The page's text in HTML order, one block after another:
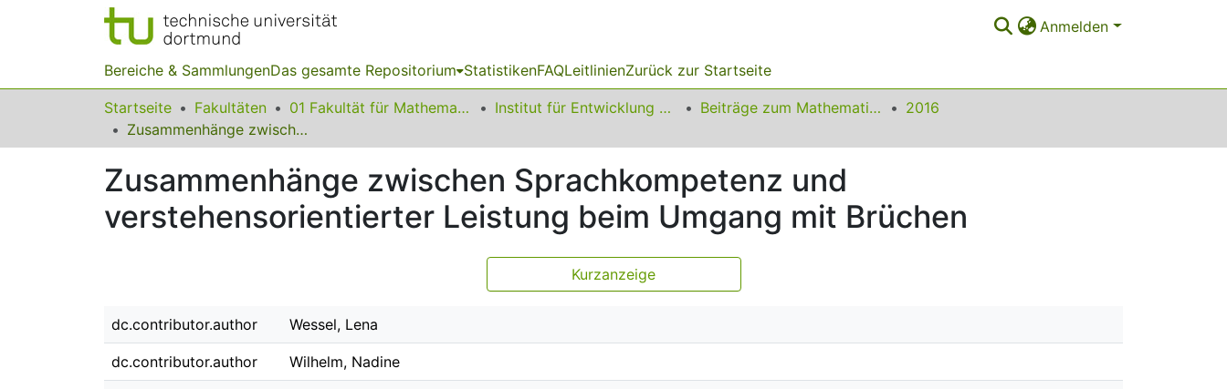
Anmelden
Bereiche & SammlungenDas gesamte Repositorium StatistikenFAQLeitlinienZurück zur Startseite
Startseite Fakultäten 01 Fakultät für Mathematik Institut für Entwicklung und Erforschung des Mathematikunterrichts Beiträge zum Mathematikunterricht
2016
Zusammenhänge zwischen Sprachkompetenz und verstehensorientierter Leistung beim Umgang mit Brüchen
Zusammenhänge zwischen Sprachkompetenz und
verstehensorientierter Leistung beim Umgang mit Brüchen
Kurzanzeige
dc.contributor.author Wessel, Lena
dc.contributor.author Wilhelm, Nadine